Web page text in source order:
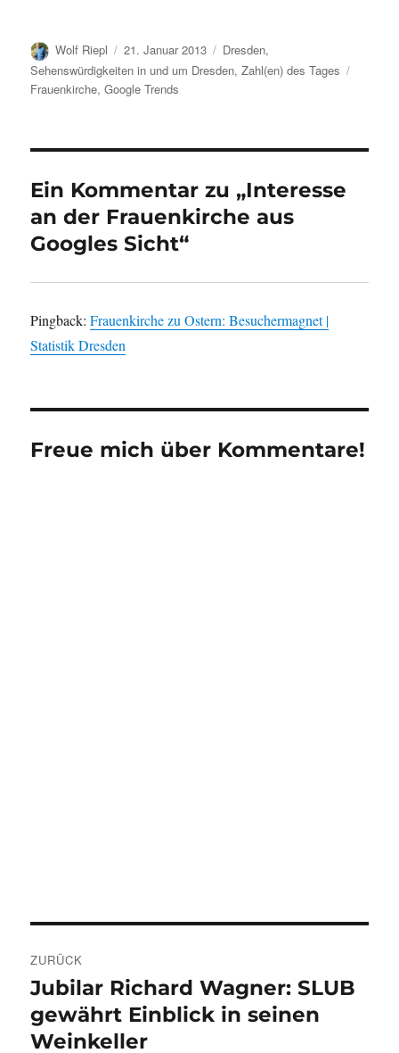
Autor
Wolf Riepl
Veröffentlicht
am
21. Januar 2013 Kategorien
Dresden,
Sehenswürdigkeiten in und um Dresden,Zahl(en) des Tages
Frauenkirche,Google Trends
Ein Kommentar zu „Interesse
an der Frauenkirche aus
Googles Sicht“
Pingback:Frauenkirche zu Ostern: Besuchermagnet |
Statistik Dresden
Freue mich über Kommentare!
ZURÜCK
Vorheriger
Beitrag:
Jubilar Richard Wagner: SLUB
gewährt Einblick in seinen
Weinkeller